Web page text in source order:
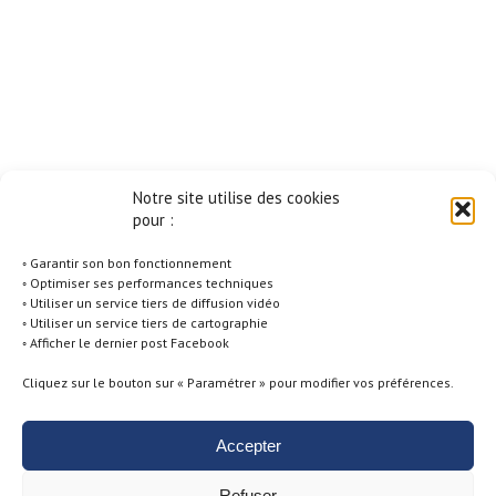
Notre site utilise des cookies
pour :
◦ Garantir son bon fonctionnement
◦ Optimiser ses performances techniques
◦ Utiliser un service tiers de diffusion vidéo
◦ Utiliser un service tiers de cartographie
◦ Afficher le dernier post Facebook
Cliquez sur le bouton sur « Paramétrer » pour modifier vos préférences.
Accepter
Conditions générales d'utilisation -